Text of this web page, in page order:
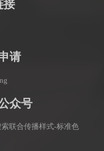
接
请
众号